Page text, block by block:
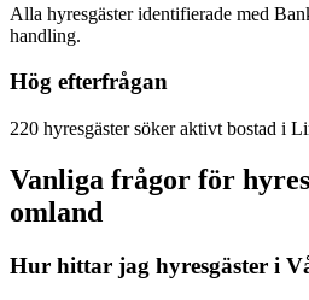
Alla hyresgäster identifierade med
handling.
Hög efterfrågan
220 hyresgäster söker aktivt bostad i
Vanliga frågor för
omland
Hur hittar jag hyresgäster i